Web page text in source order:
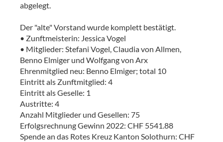
abgelegt.
Der "alte" Vorstand wurde komplett bestätigt.
• Zunftmeisterin: Jessica Vogel
• Mitglieder: Stefani Vogel, Claudia von Allmen,
Benno Elmiger und Wolfgang von Arx
Ehrenmitglied neu: Benno Elmiger; total 10
Eintritt als Zunftmitglied: 4
Eintritt als Geselle: 1
Austritte: 4
Anzahl Mitglieder und Gesellen: 75
Erfolgsrechnung Gewinn 2022: CHF 5541.88
Spende an das Rotes Kreuz Kanton Solothurn: CHF